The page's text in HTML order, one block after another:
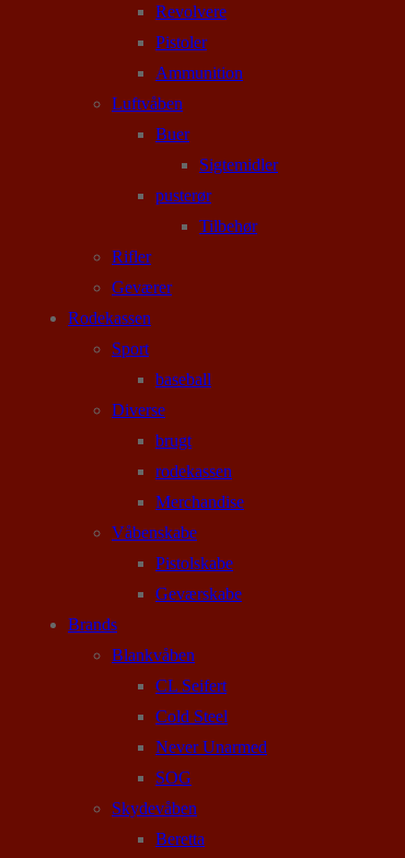
Revolvere
Pistoler
Ammunition
Luftvåben
Buer
Sigtemidler
pusterør
Tilbehør
Rifler
Geværer
Rodekassen
Sport
baseball
Diverse
brugt
rodekassen
Merchandise
Våbenskabe
Pistolskabe
Geværskabe
Brands
Blankvåben
CL Seifert
Cold Steel
Never Unarmed
SOG
Skydevåben
Beretta